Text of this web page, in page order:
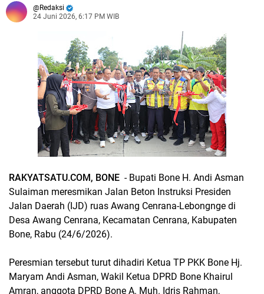
Redaksi
24 Juni 2026, 6:17 PM WIB
RAKYATSATU.COM, BONE - Bupati Bone H. Andi Asman
Sulaiman meresmikan Jalan Beton Instruksi Presiden
Jalan Daerah (IJD) ruas Awang Cenrana-Lebongnge di
Desa Awang Cenrana, Kecamatan Cenrana, Kabupaten
Bone, Rabu (24/6/2026).
Peresmian tersebut turut dihadiri Ketua TP PKK Bone Hj.
Maryam Andi Asman, Wakil Ketua DPRD Bone Khairul
Amran, anggota DPRD Bone A. Muh. Idris Rahman,